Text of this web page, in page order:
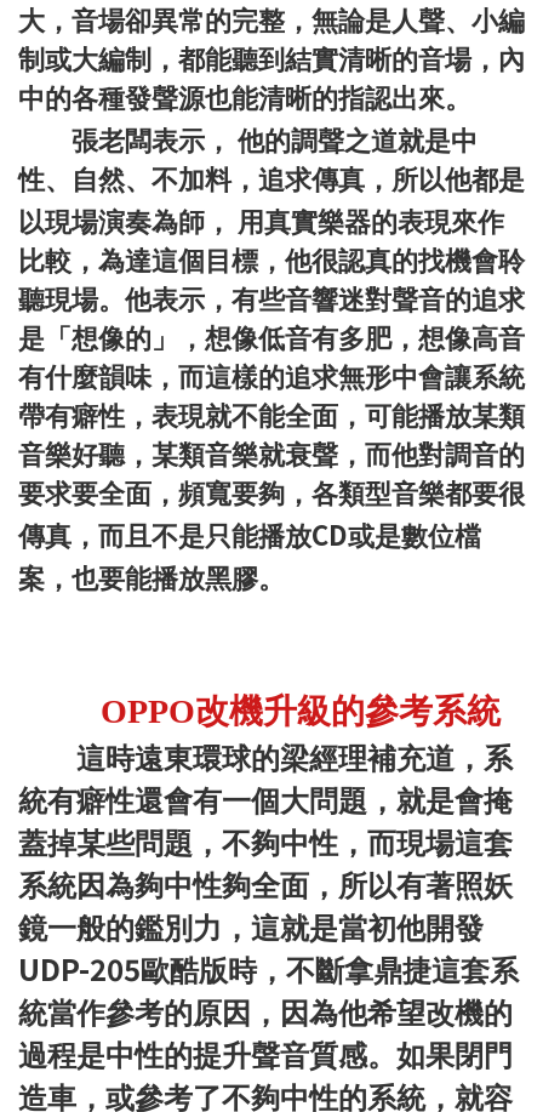
大，音場卻異常的完整，無論是人聲、小編
制或大編制，都能聽到結實清晰的音場，內
中的各種發聲源也能清晰的指認出來。
張老闆表示， 他的調聲之道就是中
性、自然、不加料，追求傳真，所以他都是
以現場演奏為師， 用真實樂器的表現來作
比較，為達這個目標，他很認真的找機會聆
聽現場。他表示，有些音響迷對聲音的追求
是「想像的」，想像低音有多肥，想像高音
有什麼韻味，而這樣的追求無形中會讓系統
帶有癖性，表現就不能全面，可能播放某類
音樂好聽，某類音樂就衰聲，而他對調音的
要求要全面，頻寬要夠，各類型音樂都要很
傳真，而且不是只能播放CD或是數位檔
案，也要能播放黑膠。
OPPO改機升級的參考系統
這時遠東環球的梁經理補充道，系
統有癖性還會有一個大問題，就是會掩
蓋掉某些問題，不夠中性，而現場這套
系統因為夠中性夠全面，所以有著照妖
鏡一般的鑑別力，這就是當初他開發
UDP-205歐酷版時，不斷拿鼎捷這套系
統當作參考的原因，因為他希望改機的
過程是中性的提升聲音質感。如果閉門
造車，或參考了不夠中性的系統，就容